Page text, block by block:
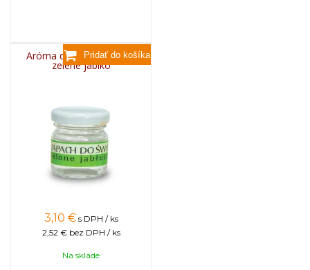
Aróma do sviečok, 25g -
zelené jablko
3,10 € s DPH / ks
2,52 € bez DPH / ks
Na sklade